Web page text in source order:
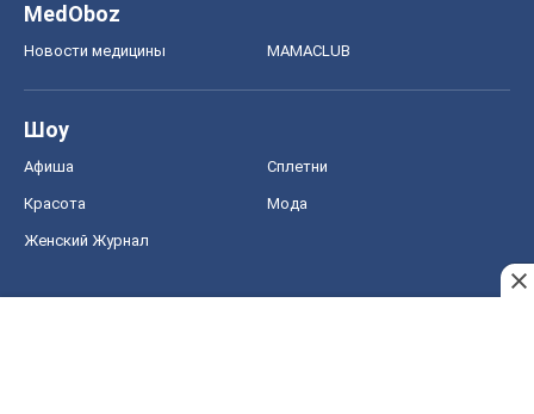
MedOboz
Новости медицины MAMACLUB
Шоу
Афиша Сплетни
Красота Мода
Женский Журнал